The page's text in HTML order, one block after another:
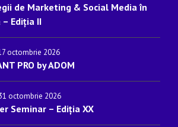
de Marketing & Social Media în
Ediția II
octombrie 2026
PRO by ADOM
octombrie 2026
Seminar – Ediția XX